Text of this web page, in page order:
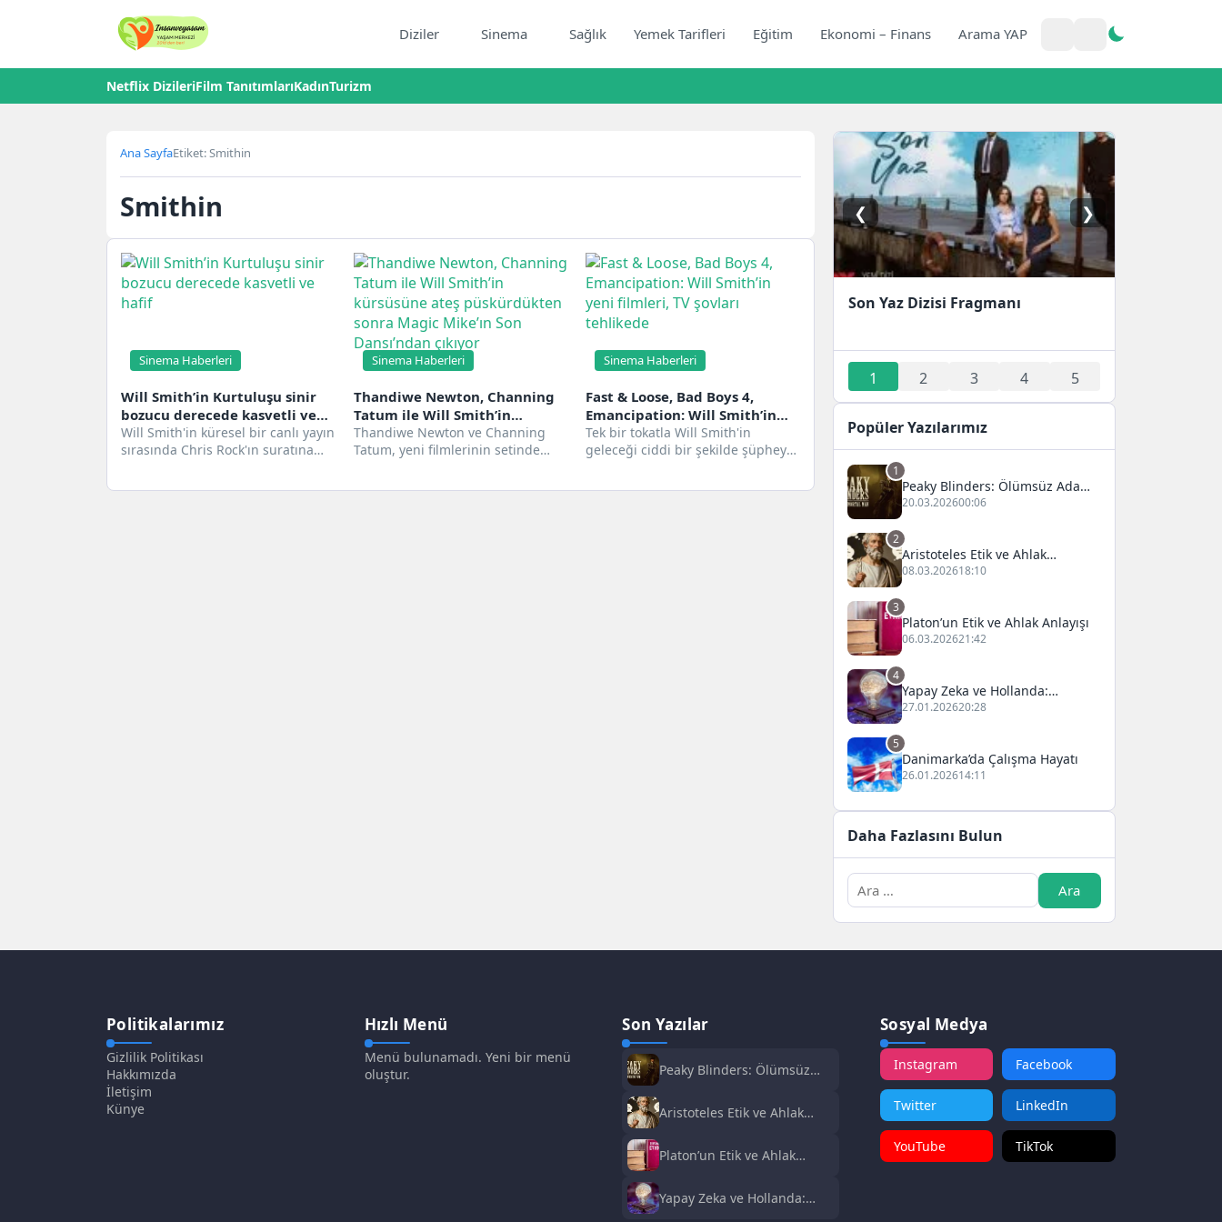
Diziler Sinema Sağlık Yemek Tarifleri Eğitim Ekonomi – Finans Arama YAP
Netflix DizileriFilm TanıtımlarıKadınTurizm
Ana SayfaEtiket: Smithin
Smithin
Sinema Haberleri
Will Smith’in Kurtuluşu sinir
bozucu derecede kasvetli ve
hafif
Will Smith'in küresel bir canlı yayın
sırasında Chris Rock'ın suratına
Sinema Haberleri
Thandiwe Newton, Channing
Tatum ile Will Smith’in
kürsüsüne ateş püskürdükten
sonra Magic Mike’ın Son
Thandiwe Newton ve Channing
Tatum, yeni filmlerinin setinde
Sinema Haberleri
Fast & Loose, Bad Boys 4,
Emancipation: Will Smith’in
yeni filmleri, TV şovları
tehlikede
Tek bir tokatla Will Smith'in
geleceği ciddi bir şekilde şüpheye
Son Yaz Dizisi Fragmanı
❮ ❯
1 2 3 4 5
Popüler Yazılarımız
1
Peaky Blinders: Ölümsüz Adam
Film Konusu, Oyuncuları ve
İnceleme
20.03.202600:06
2
Aristoteles Etik ve Ahlak
Felsefesi
08.03.202618:10
3
Platon’un Etik ve Ahlak Anlayışı
06.03.202621:42
4
Yapay Zeka ve Hollanda:
Fırsatlar ve Zorluklar
27.01.202620:28
5
Danimarka’da Çalışma Hayatı
26.01.202614:11
Daha Fazlasını Bulun
Politikalarımız
Gizlilik Politikası
Hakkımızda
İletişim
Künye
Hızlı Menü
Menü bulunamadı. Yeni bir menü
oluştur.
Son Yazılar
Peaky Blinders: Ölümsüz
Oyuncuları ve İnceleme
Aristoteles Etik ve Ahlak
Platon’un Etik ve Ahlak
Yapay Zeka ve Hollanda:
Sosyal Medya
Instagram Facebook
Twitter LinkedIn
YouTube TikTok